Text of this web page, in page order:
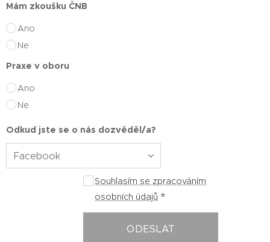
Mám zkoušku ČNB
Ano
Ne
Praxe v oboru
Ano
Ne
Odkud jste se o nás dozvěděl/a?
Souhlasím se zpracováním
osobních údajů
ODESLAT